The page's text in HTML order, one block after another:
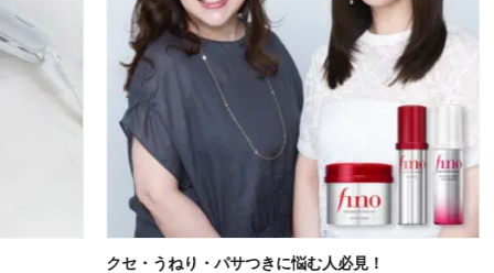
クセ・うねり・パサつきに悩む人必見！